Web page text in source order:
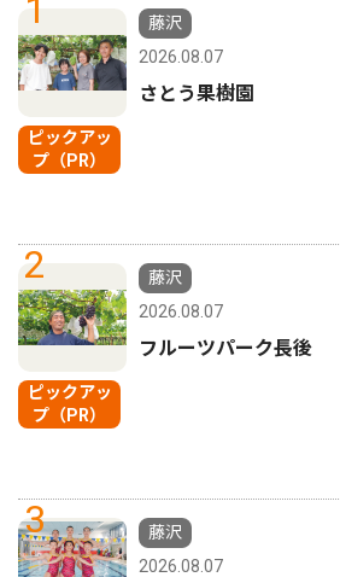
1
ピックアッ
プ（PR）
藤沢
2026.08.07
さとう果樹園
2
ピックアッ
プ（PR）
藤沢
2026.08.07
フルーツパーク長後
3
藤沢
2026.08.07